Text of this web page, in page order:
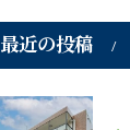
最近の投稿